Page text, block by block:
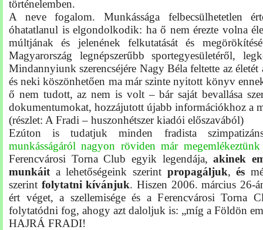
történelemben.
A neve fogalom. Munkássága felbecsülhetetlen
óhatatlanul is elgondolkodik: haő nem érezte volna
múltjának és
jelenének felkutatását és
Magyarország legnépszerűbb sportegyesületéről,
Mindannyiunk szerencséjére Nagy Béla feltette azéletét
és neki köszönhetően ma már szinte nyitott könyv
ő nem tudott,aznem is volt – bár saját bevallása
dokumentumokat, hozzájutott újabb információkhoz a
(részlet: A Fradi – huszonhétszer kiadói előszavából)
Ezúton is tudatjuk minden fradista
munkásságáról nagyon röviden már
Ferencvárosi Torna Club egyik legendája,akinek
munkáit a lehetőségeink szerint propagáljuk,és
szerint folytatni kívánjuk. Hiszen 2006. március 26-
ért véget, a szellemisége és a Ferencvárosi Torna
folytatódni fog, ahogy azt daloljuk is: „míg a Földön
HAJRÁ FRADI!